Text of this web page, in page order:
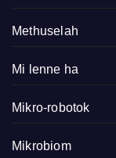
Methuselah
Mi lenne ha
Mikro-robotok
Mikrobiom